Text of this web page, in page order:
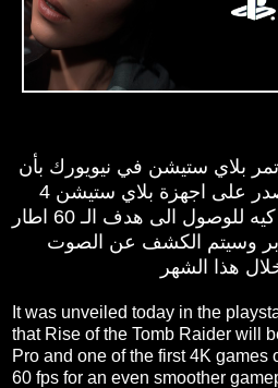
بلاي ستيشن في نيويورك بأن
شروق التومب رايدر ستصدر على اجهزة بلاي ستيشن 4
برو وستدعم جودة الـفور كيه للوصول الى هدف الـ 60 اطار
في 11 اكتوبر وسيتم الكشف عن الصوت
هذا الشهر
It was unveiled today in the
that Rise of the Tomb Raider will
Pro and one of the first 4K games
60 fps for an even smoother